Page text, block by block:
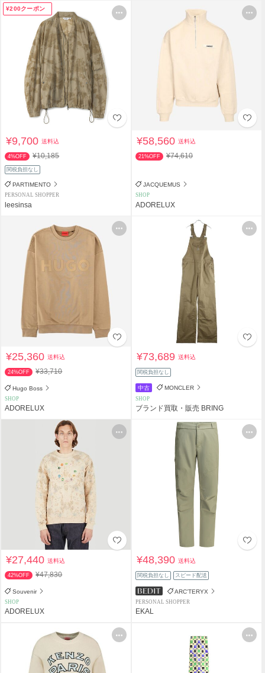
¥200クーポン
¥9,700送料込
4%OFF ¥10,185
関税負担なし
PARTIMENTO
PERSONAL SHOPPER
leesinsa
¥58,560送料込
21%OFF ¥74,610
JACQUEMUS
SHOP
ADORELUX
¥25,360送料込
24%OFF ¥33,710
Hugo Boss
SHOP
ADORELUX
¥73,689送料込
関税負担なし
中古 MONCLER
SHOP
ブランド買取・販売 BRING
¥27,440送料込
42%OFF ¥47,830
Souvenir
SHOP
ADORELUX
¥48,390送料込
関税負担なし スピード配送
ARC'TERYX
PERSONAL SHOPPER
EKAL